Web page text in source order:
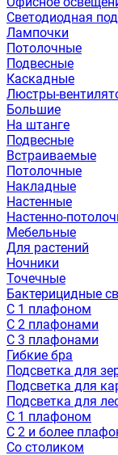
Светодиодная
Лампочки
Потолочные
Подвесные
Каскадные
Люстры-
Большие
На штанге
Подвесные
Встраиваемые
Потолочные
Накладные
Настенные
Настенно-
Мебельные
Для растений
Ночники
Точечные
Бактерицидные
С 1 плафоном
С 2 плафонами
С 3 плафонами
Гибкие бра
Подсветка для
Подсветка для
Подсветка для
С 1 плафоном
С 2 и более
Со столиком